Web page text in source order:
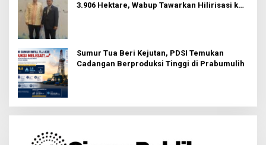
3.906 Hektare, Wabup Tawarkan Hilirisasi ke
Sumur Tua Beri Kejutan, PDSI Temukan
Cadangan Berproduksi Tinggi di Prabumulih